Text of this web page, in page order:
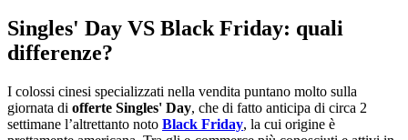
Singles' Day VS Black Friday: quali
differenze?
I colossi cinesi specializzati nella vendita puntano molto sulla
giornata di offerte Singles' Day, che di fatto anticipa di circa 2
settimane l’altrettanto noto Black Friday, la cui origine è